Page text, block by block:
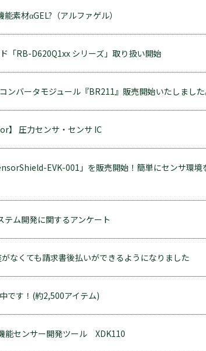
素材αGEL?（アルファゲル）
「RB-D620Q1xx シリーズ」取り扱い開始
ンバータモジュール『BR211』販売開始いたしました
】 圧力センサ・センサ IC
EVK-001」を販売開始！簡単にセンサ環境
ム開発に関するアンケート
なくても請求書後払いができるようになりました
です！(約2,500アイテム)
能センサー開発ツール XDK110